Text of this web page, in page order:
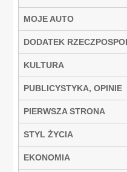
MOJE AUTO
DODATEK
KULTURA
PUBLICYSTYKA, OPINIE
PIERWSZA STRONA
STYL ŻYCIA
EKONOMIA